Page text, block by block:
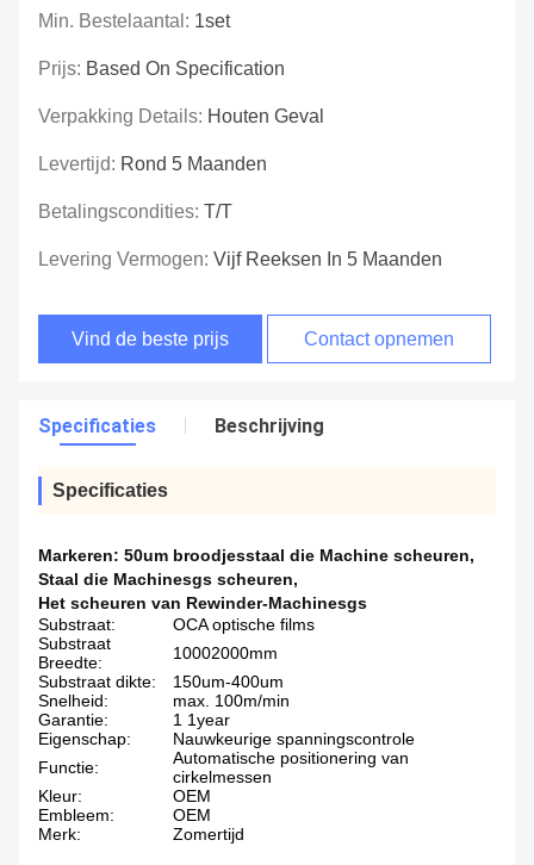
Min. Bestelaantal: 1set
Prijs: Based On Specification
Verpakking Details: Houten Geval
Levertijd: Rond 5 Maanden
Betalingscondities: T/T
Levering Vermogen: Vijf Reeksen In 5 Maanden
Vind de beste prijs Contact opnemen
Specificaties Beschrijving
Specificaties
Markeren: 50um broodjesstaal die Machine scheuren,
Staal die Machinesgs scheuren,
Het scheuren van Rewinder-Machinesgs
Substraat:
OCA optische films
Substraat
Breedte:
10002000mm
Substraat dikte:
150um-400um
Snelheid:
max. 100m/min
Garantie:
1 1year
Eigenschap:
Nauwkeurige spanningscontrole
Functie:
Automatische positionering van
cirkelmessen
Kleur:
OEM
Embleem:
OEM
Merk:
Zomertijd